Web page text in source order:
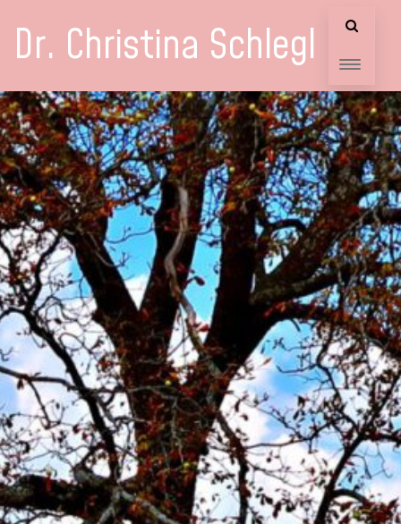
Dr. Christina Schlegl